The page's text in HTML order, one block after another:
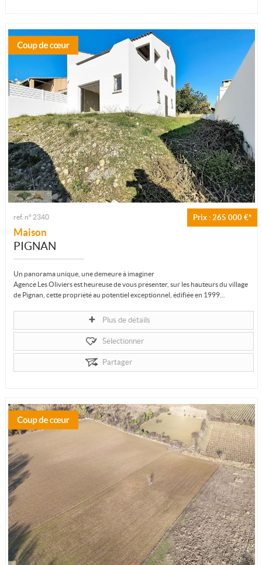
Prix : 265 000 €*
ref. n° 2340
Maison
PIGNAN
Un panorama unique, une demeure à imaginer
Agence Les Oliviers est heureuse de vous présenter, sur les hauteurs du village
de Pignan, cette propriété au potentiel exceptionnel, édifiée en 1999...
Plus de détails
Sélectionner
Partager